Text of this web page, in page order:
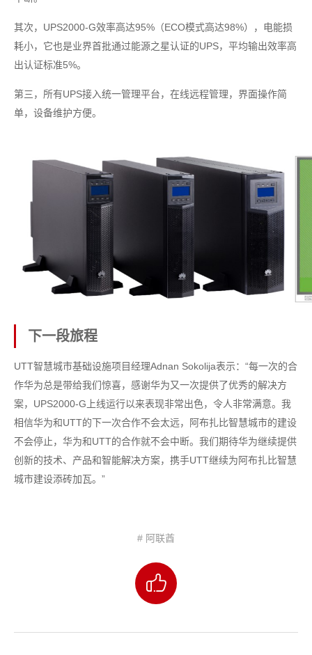
其次，UPS2000-G效率高达95%（ECO模式高达98%），电能损
耗小，它也是业界首批通过能源之星认证的UPS，平均输出效率高
出认证标准5%。
第三，所有UPS接入统一管理平台，在线远程管理，界面操作简
单，设备维护方便。
下一段旅程
UTT智慧城市基础设施项目经理Adnan Sokolija表示：“每一次的合
作华为总是带给我们惊喜，感谢华为又一次提供了优秀的解决方
案，UPS2000-G上线运行以来表现非常出色，令人非常满意。我
相信华为和UTT的下一次合作不会太远，阿布扎比智慧城市的建设
不会停止，华为和UTT的合作就不会中断。我们期待华为继续提供
创新的技术、产品和智能解决方案，携手UTT继续为阿布扎比智慧
城市建设添砖加瓦。”
# 阿联酋